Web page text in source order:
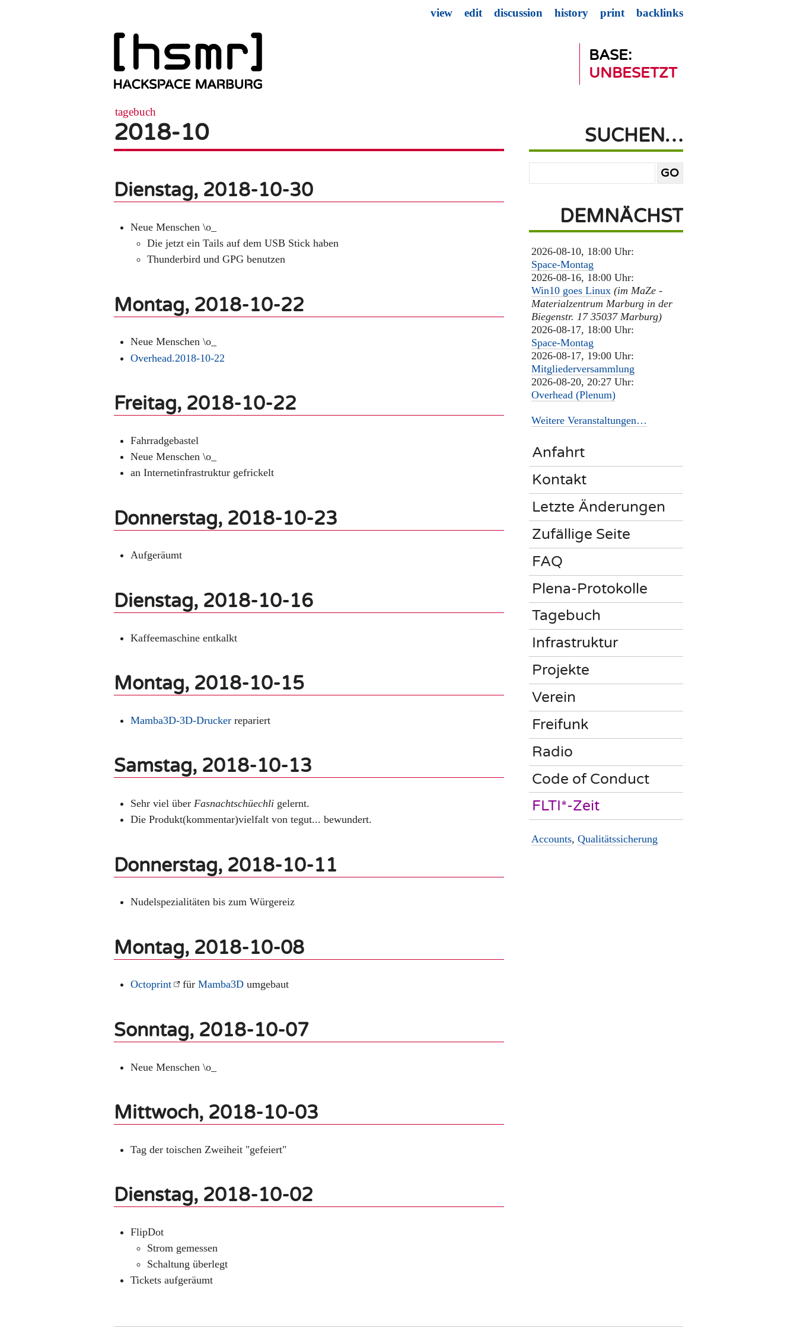
BASE:
UNBESETZT
view edit discussion history print backlinks
tagebuch
2018-10
Dienstag, 2018-10-30
Neue Menschen \o_
Die jetzt ein Tails auf dem USB Stick haben
Thunderbird und GPG benutzen
Montag, 2018-10-22
Neue Menschen \o_
Overhead.2018-10-22
Freitag, 2018-10-22
Fahrradgebastel
Neue Menschen \o_
an Internetinfrastruktur gefrickelt
Donnerstag, 2018-10-23
Aufgeräumt
Dienstag, 2018-10-16
Kaffeemaschine entkalkt
Montag, 2018-10-15
Mamba3D-3D-Drucker repariert
Samstag, 2018-10-13
Sehr viel über Fasnachtschüechli gelernt.
Die Produkt(kommentar)vielfalt von tegut... bewundert.
Donnerstag, 2018-10-11
Nudelspezialitäten bis zum Würgereiz
Montag, 2018-10-08
Octoprint fürMamba3D umgebaut
Sonntag, 2018-10-07
Neue Menschen \o_
Mittwoch, 2018-10-03
Tag der toischen Zweiheit "gefeiert"
Dienstag, 2018-10-02
FlipDot
Strom gemessen
Schaltung überlegt
Tickets aufgeräumt
SUCHEN…
DEMNÄCHST
2026-08-10, 18:00 Uhr:
Space-Montag
2026-08-16, 18:00 Uhr:
Win10 goes Linux (im MaZe -
Materialzentrum Marburg in der
Biegenstr. 17 35037 Marburg)
2026-08-17, 18:00 Uhr:
Space-Montag
2026-08-17, 19:00 Uhr:
Mitgliederversammlung
2026-08-20, 20:27 Uhr:
Overhead (Plenum)
Weitere Veranstaltungen…
Anfahrt
Kontakt
Letzte Änderungen
Zufällige Seite
FAQ
Plena-Protokolle
Tagebuch
Infrastruktur
Projekte
Verein
Freifunk
Radio
Code of Conduct
FLTI*-Zeit
Accounts, Qualitätssicherung